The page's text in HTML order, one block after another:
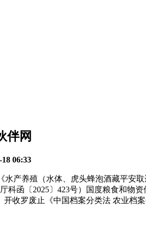
伴网
18 06:33
养殖（水体、虎头蜂泡酒藏平安取
科函〔2025〕423号）国度粮食和物
开收罗废止《中国档案分类法 农业档